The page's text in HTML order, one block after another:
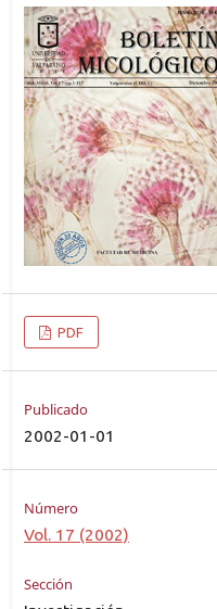
PDF
Publicado
2002-01-01
Número
Vol. 17 (2002)
Sección